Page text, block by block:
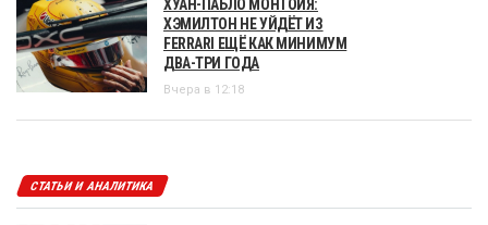
ХУАН-ПАБЛО МОНТОЙЯ:
ХЭМИЛТОН НЕ УЙДЁТ ИЗ
FERRARI ЕЩЁ КАК МИНИМУМ
ДВА-ТРИ ГОДА
Вчера в 12:18
СТАТЬИ И АНАЛИТИКА